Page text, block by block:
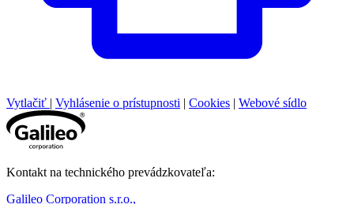
Vytlačiť | Vyhlásenie o prístupnosti | Cookies | Webové sídlo
Kontakt na technického prevádzkovateľa:
Galileo Corporation s.r.o.,